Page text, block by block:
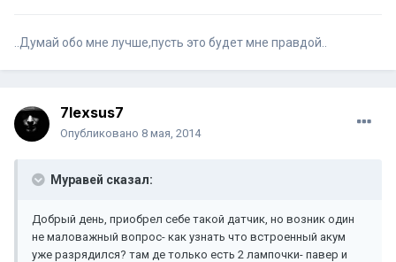
..Думай обо мне лучше,пусть это будет мне правдой..
7lexsus7
Опубликовано 8 мая, 2014
Муравей сказал:
Добрый день, приобрел себе такой датчик, но возник один
не маловажный вопрос- как узнать что встроенный акум
уже разрядился? там де только есть 2 лампочки- павер и